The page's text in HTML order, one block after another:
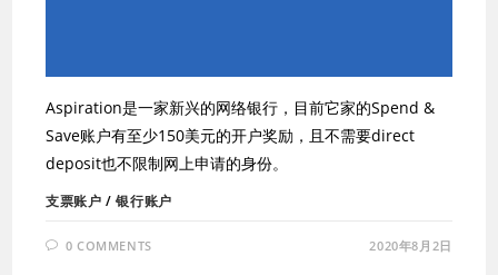
Aspiration是一家新兴的网络银行，目前它家的Spend &
Save账户有至少150美元的开户奖励，且不需要direct
deposit也不限制网上申请的身份。
支票账户 /银行账户
0 COMMENTS 2020年8月2日